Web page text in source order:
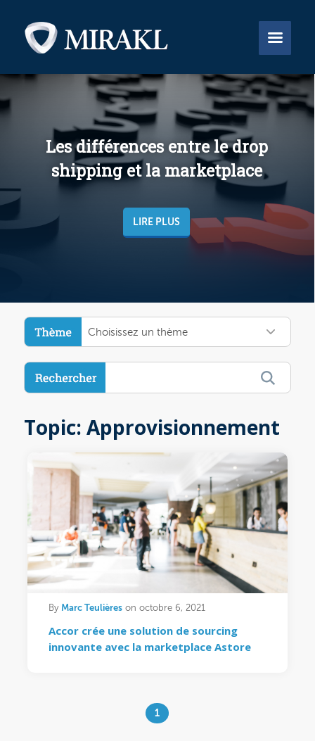


Les différences entre le drop
shipping et la marketplace
LIRE PLUS
Choisissez un thème
Topic: Approvisionnement
By Marc Teulièreson octobre 6, 2021
Accor crée une solution de sourcing
innovante avec la marketplace Astore
1